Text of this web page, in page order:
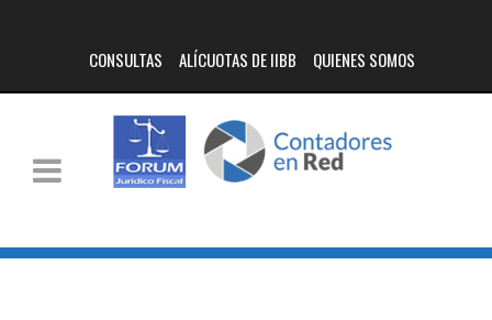
CONSULTAS ALÍCUOTAS DE IIBB QUIENES SOMOS